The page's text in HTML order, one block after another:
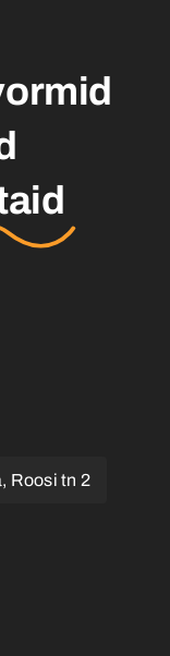
Roosi tn 2